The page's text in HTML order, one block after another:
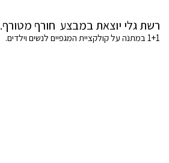
רשת גלי יוצאת במבצע חורף מטורף.
1+1 במתנה על קולקציית המגפיים לנשים וילדים.